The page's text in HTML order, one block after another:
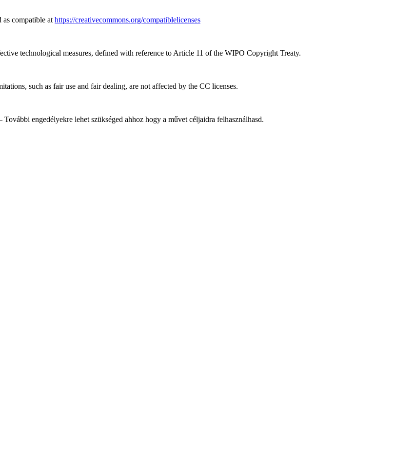
compatible at https://creativecommons.org/compatiblelicenses
technological measures, defined with reference to Article 11 of the WIPO Copyright Treaty.
such as fair use and fair dealing, are not affected by the CC licenses.
engedélyekre lehet szükséged ahhoz hogy a művet céljaidra felhasználhasd.